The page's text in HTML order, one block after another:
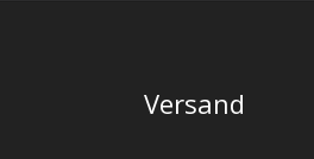
Versand